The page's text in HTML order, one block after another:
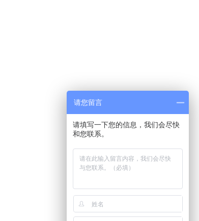
请您留言
请填写一下您的信息，我们会尽快
和您联系。